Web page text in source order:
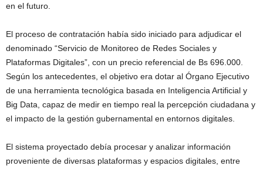
en el futuro.
El proceso de contratación había sido iniciado para adjudicar el
denominado “Servicio de Monitoreo de Redes Sociales y
Plataformas Digitales”, con un precio referencial de Bs 696.000.
Según los antecedentes, el objetivo era dotar al Órgano Ejecutivo
de una herramienta tecnológica basada en Inteligencia Artificial y
Big Data, capaz de medir en tiempo real la percepción ciudadana y
el impacto de la gestión gubernamental en entornos digitales.
El sistema proyectado debía procesar y analizar información
proveniente de diversas plataformas y espacios digitales, entre